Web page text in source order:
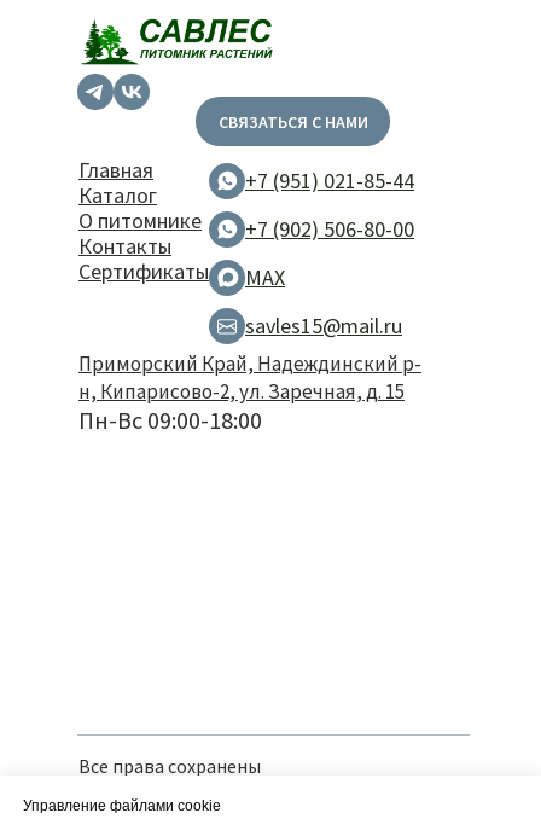
Все права сохранены
Вся предоставленная информация носит
Главная
Каталог
О питомнике
Контакты
Сертификаты
+7 (951) 021-85-44
+7 (902) 506-80-00
MAX
savles15@mail.ru
Приморский Край, Надеждинский р-
н, Кипарисово-2, ул. Заречная, д. 15
Пн-Вс 09:00-18:00
СВЯЗАТЬСЯ С НАМИ
Управление файлами cookie